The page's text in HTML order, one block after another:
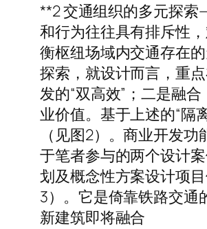
**2 交通组织的多元探索
和行为往往具有排斥性
衡枢纽场域内交通存在
探索，就设计而言，重
发的“双高效”；二是融
业价值。基于上述的“隔
（见图2）。商业开发
于笔者参与的两个设计
划及概念性方案设计项
3）。它是倚靠铁路交通
新建筑即将融合